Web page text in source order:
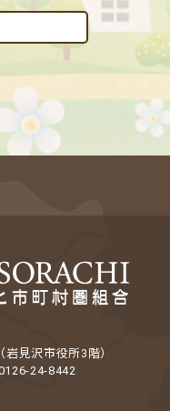
見沢市役所3階）
24-8442